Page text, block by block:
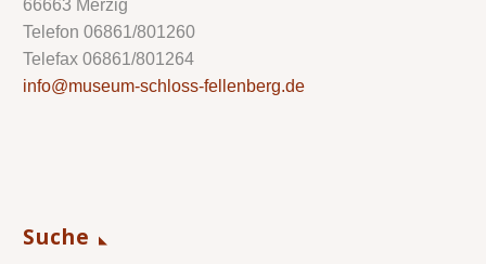
66663 Merzig
Telefon 06861/801260
Telefax 06861/801264
info@museum-schloss-fellenberg.de
Suche